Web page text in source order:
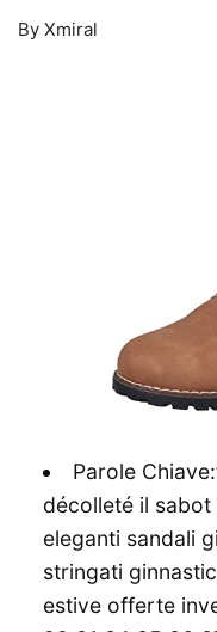
By Xmiral
Parole
décolleté il
eleganti sandali
stringati
estive offerte